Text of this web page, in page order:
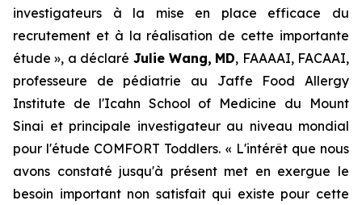
investigateurs à la mise en place efficace du
recrutement et à la réalisation de cette importante
étude », a déclaré Julie Wang, MD, FAAAAI, FACAAI,
professeure de pédiatrie au Jaffe Food Allergy
Institute de l'Icahn School of Medicine du Mount
Sinai et principale investigateur au niveau mondial
pour l'étude COMFORT Toddlers. « L'intérêt que nous
avons constaté jusqu'à présent met en exergue le
besoin important non satisfait qui existe pour cette